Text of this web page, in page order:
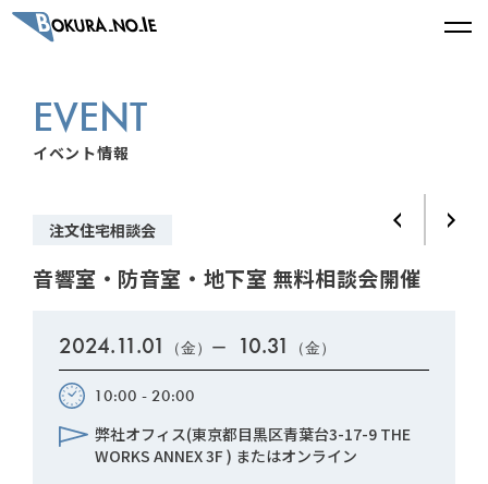
EVENT
イベント情報
注文住宅相談会
音響室・防音室・地下室 無料相談会開催
2024.11.01 （金）ー 10.31 （金）
10:00 - 20:00
弊社オフィス(東京都目黒区青葉台3-17-9 THE
WORKS ANNEX 3F ) またはオンライン